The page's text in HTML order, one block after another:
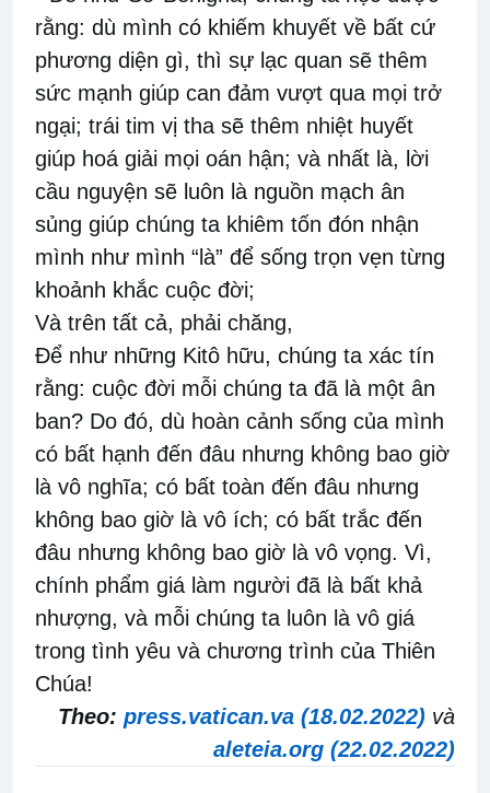
rằng: dù mình có khiếm khuyết về bất cứ
phương diện gì, thì sự lạc quan sẽ thêm
sức mạnh giúp can đảm vượt qua mọi trở
ngại; trái tim vị tha sẽ thêm nhiệt huyết
giúp hoá giải mọi oán hận; và nhất là, lời
cầu nguyện sẽ luôn là nguồn mạch ân
sủng giúp chúng ta khiêm tốn đón nhận
mình như mình “là” để sống trọn vẹn từng
khoảnh khắc cuộc đời;
Và trên tất cả, phải chăng,
Để như những Kitô hữu, chúng ta xác tín
rằng: cuộc đời mỗi chúng ta đã là một ân
ban? Do đó, dù hoàn cảnh sống của mình
có bất hạnh đến đâu nhưng không bao giờ
là vô nghĩa; có bất toàn đến đâu nhưng
không bao giờ là vô ích; có bất trắc đến
đâu nhưng không bao giờ là vô vọng. Vì,
chính phẩm giá làm người đã là bất khả
nhượng, và mỗi chúng ta luôn là vô giá
trong tình yêu và chương trình của Thiên
Chúa!
Theo: press.vatican.va (18.02.2022) và
aleteia.org (22.02.2022)